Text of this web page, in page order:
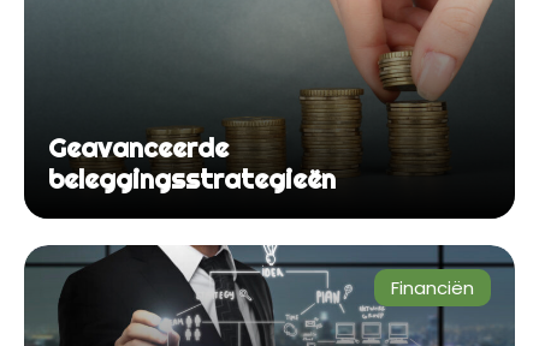
Geavanceerde
beleggingsstrategieën
Financiën